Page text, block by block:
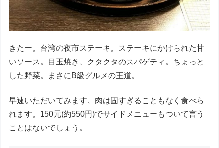
きたー。台湾の夜市ステーキ。ステーキにかけられた甘
いソース。目玉焼き、クタクタのスパゲティ。ちょっと
した野菜。まさにB級グルメの王道。
早速いただいてみます。肉は固すぎることもなく食べら
れます。150元(約550円)でサイドメニューもついて言う
ことはないでしょう。